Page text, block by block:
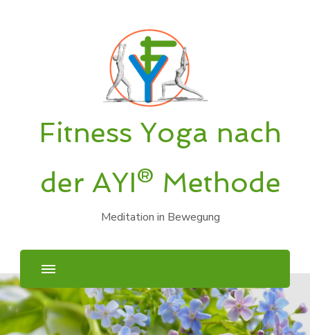
Fitness Yoga nach
der AYI® Methode
Meditation in Bewegung